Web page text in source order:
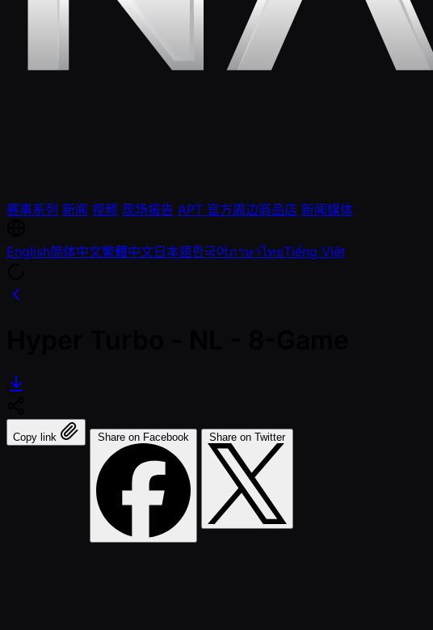
赛事系列 新闻 视频 现场报告 APT 官方周边商品店 新闻媒体
English简体中文繁體中文日本語한국어ภาษาไทยTiếng Việt
Copy link Share on Facebook Share on Twitter